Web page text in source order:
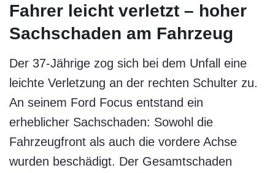
Fahrer leicht verletzt – hoher
Sachschaden am Fahrzeug
Der 37-Jährige zog sich bei dem Unfall eine
leichte Verletzung an der rechten Schulter zu.
An seinem Ford Focus entstand ein
erheblicher Sachschaden: Sowohl die
Fahrzeugfront als auch die vordere Achse
wurden beschädigt. Der Gesamtschaden